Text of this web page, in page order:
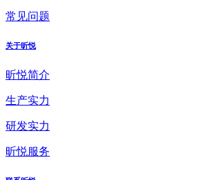
常见问题
关于昕悦
昕悦简介
生产实力
研发实力
昕悦服务